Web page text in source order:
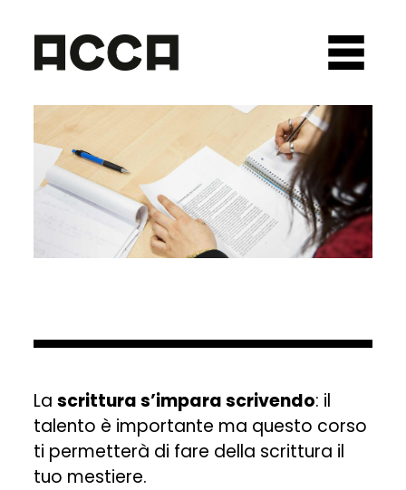
Lascrittura s’impara scrivendo: il
talento è importante ma questo corso
ti permetterà di fare della scrittura il
tuo mestiere.